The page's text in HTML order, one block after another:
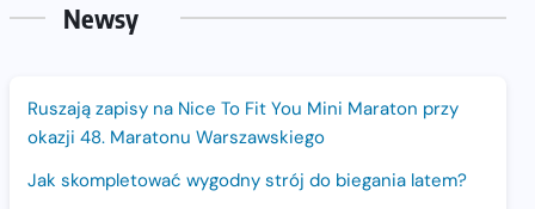
Newsy
Ruszają zapisy na Nice To Fit You Mini Maraton przy
okazji 48. Maratonu Warszawskiego
Jak skompletować wygodny strój do biegania latem?